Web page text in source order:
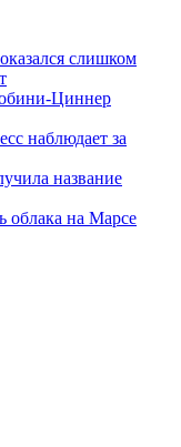
слишком
Циннер
наблюдает за
название
облака на Марсе